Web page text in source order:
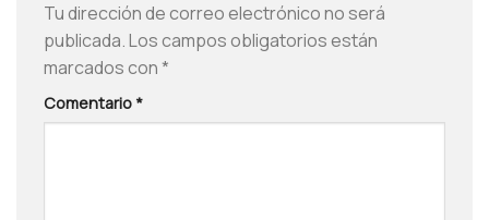
Tu dirección de correo electrónico no será
publicada.Los campos obligatorios están
marcados con*
Comentario *